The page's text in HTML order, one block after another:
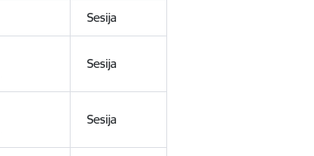
Sesija
Sesija
Sesija